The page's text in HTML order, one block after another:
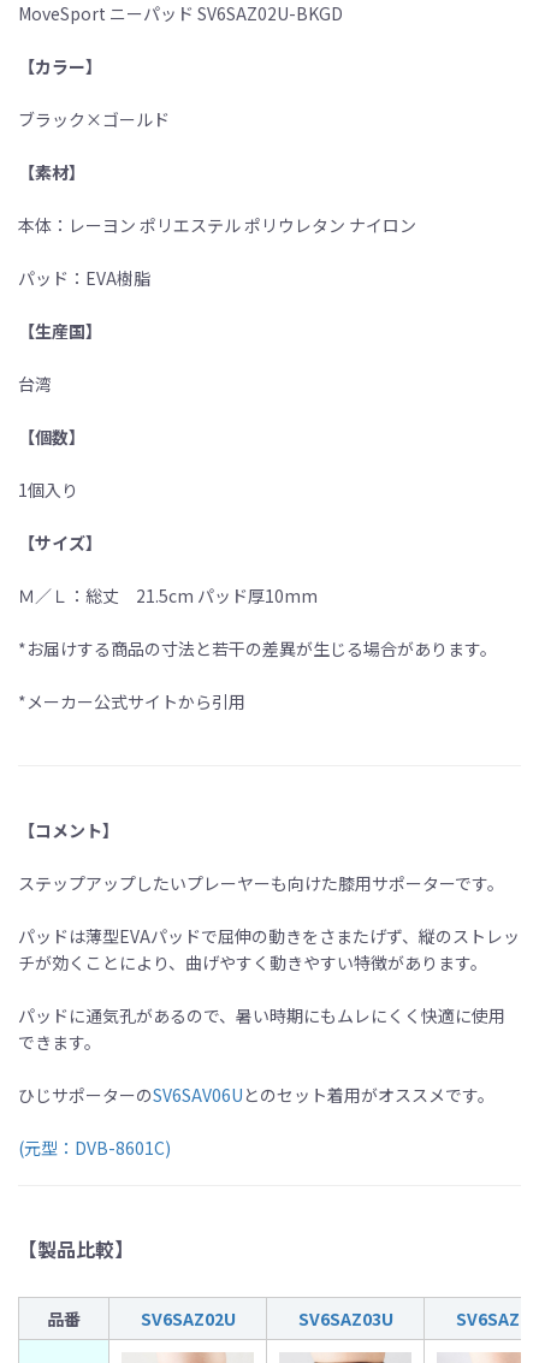
MoveSport ニーパッド SV6SAZ02U-BKGD
【カラー】
ブラック×ゴールド
【素材】
本体：レーヨン ポリエステル ポリウレタン ナイロン
パッド：EVA樹脂
【生産国】
台湾
【個数】
1個入り
【サイズ】
Ｍ／Ｌ：総丈 21.5cm パッド厚10mm
*お届けする商品の寸法と若干の差異が生じる場合があります。
*メーカー公式サイトから引用
【コメント】
ステップアップしたいプレーヤーも向けた膝用サポーターです。
パッドは薄型EVAパッドで屈伸の動きをさまたげず、縦のストレッ
チが効くことにより、曲げやすく動きやすい特徴があります。
パッドに通気孔があるので、暑い時期にもムレにくく快適に使用
できます。
ひじサポーターのSV6SAV06U とのセット着用がオススメです。
(元型：DVB-8601C)
【製品比較】
品番 SV6SAZ02U SV6SAZ03U